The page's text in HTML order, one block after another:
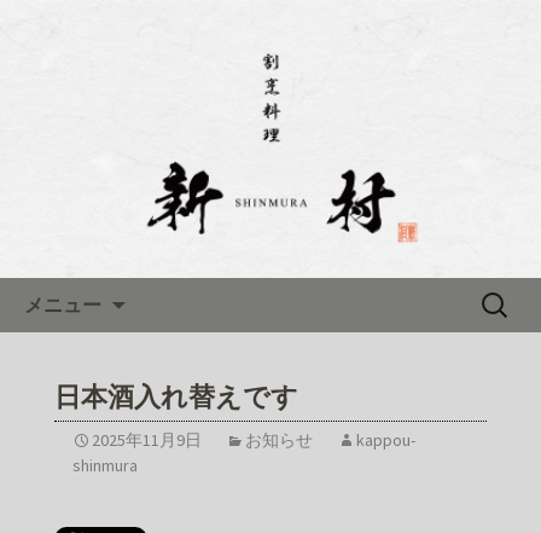
名古屋市伏見にある「割烹料理
新村(しんむら)」のブログ
んむら)」のブログです
メニュー
検
日本酒入れ替えです
2025年11月9日 お知らせ
kappou-
shinmura